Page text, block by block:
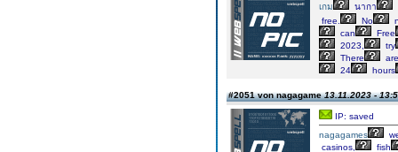
เกม
นากา
free.
No
can
Free
2023,
try
There
are
24
hours
#2051 von nagagame13.11.2023 -
IP: saved
nagagames
casinos,
fish